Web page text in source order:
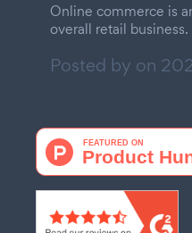
Online commerce is
overall retail business.
Posted by on